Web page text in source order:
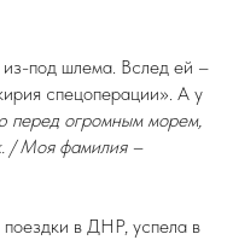
под шлема. Вслед ей –
спецоперации». А у
перед огромным морем,
/ Моя фамилия –
поездки в ДНР, успела в